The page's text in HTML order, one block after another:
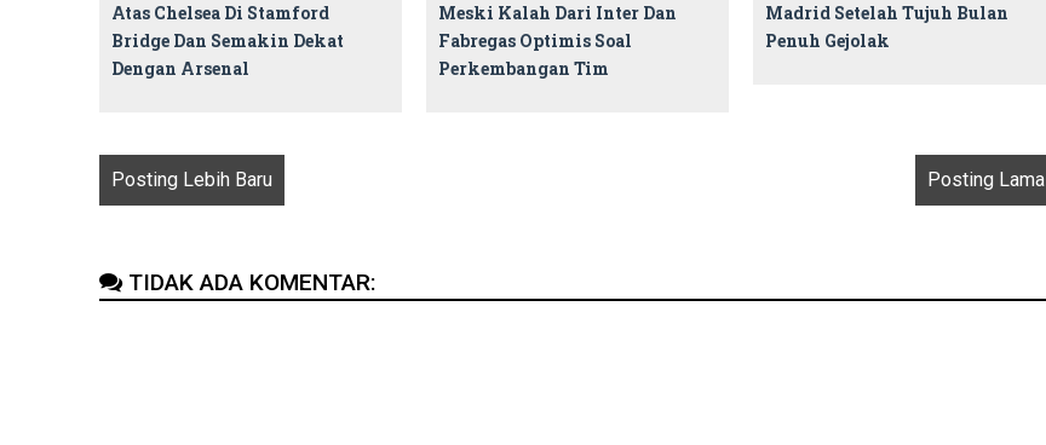
Atas Chelsea Di Stamford
Bridge Dan Semakin Dekat
Dengan Arsenal
Meski Kalah Dari Inter Dan
Fabregas Optimis Soal
Perkembangan Tim
Madrid Setelah Tujuh Bulan
Penuh Gejolak
Posting Lebih Baru Posting Lama
TIDAK ADA KOMENTAR: